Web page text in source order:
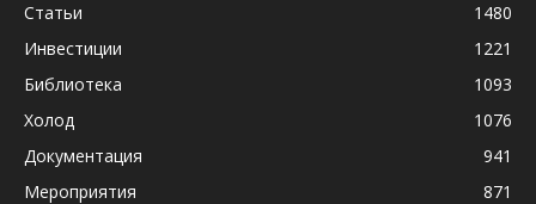
Статьи
1480
Инвестиции
1221
Библиотека
1093
Холод
1076
Документация
941
Мероприятия
871